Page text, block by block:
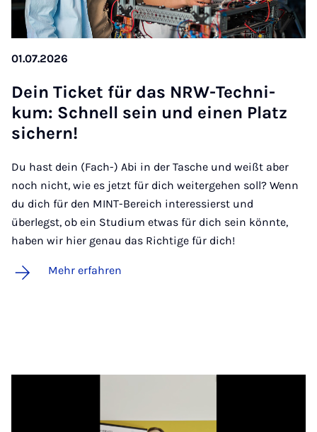
01.07.2026
Dein Ti­cket für das NRW-Tech­ni­
kum: Schnell sein und einen Platz
si­chern!
Du hast dein (Fach-) Abi in der Tasche und weißt aber
noch nicht, wie es jetzt für dich weitergehen soll? Wenn
du dich für den MINT-Bereich interessierst und
überlegst, ob ein Studium etwas für dich sein könnte,
haben wir hier genau das Richtige für dich!
Mehr erfahren